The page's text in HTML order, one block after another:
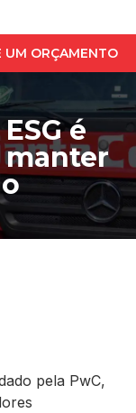
UM ORÇAMENTO
é
manter
pela PwC,